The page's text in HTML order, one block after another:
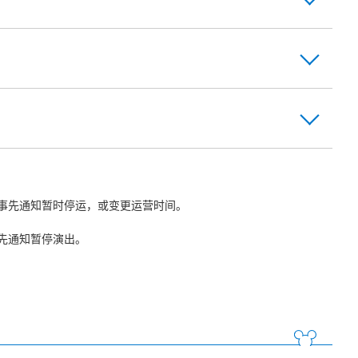
通知暂时停运，或变更运营时间。
知暂停演出。